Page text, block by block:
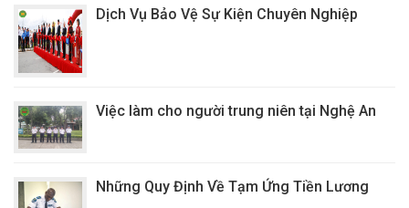
Dịch Vụ Bảo Vệ Sự Kiện Chuyên Nghiệp
Việc làm cho người trung niên tại Nghệ An
Những Quy Định Về Tạm Ứng Tiền Lương